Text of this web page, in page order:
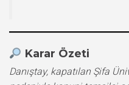
Karar Özeti
Danıştay, kapatılan Şifa